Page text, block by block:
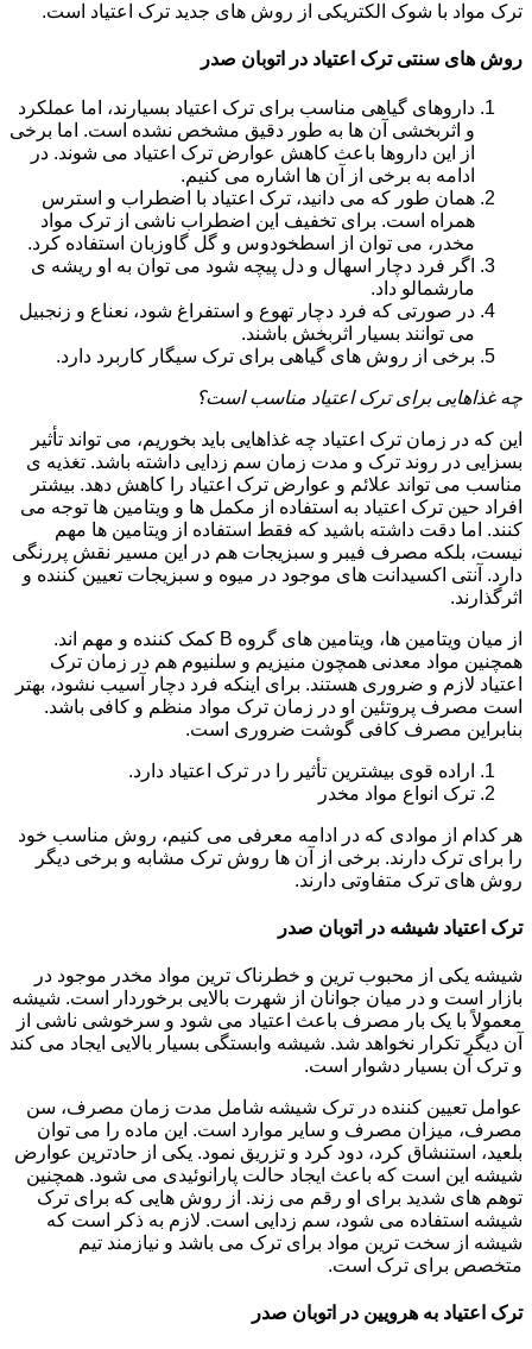
ترک مواد با شوک الکتریکی از روش های جدید ترک اعتیاد است.
روش های سنتی ترک اعتیاد در اتوبان صدر
داروهای گیاهی مناسب برای ترک اعتیاد بسیارند، اما عملکرد
و اثربخشی آن ها به طور دقیق مشخص نشده است. اما برخی
از این داروها باعث کاهش عوارض ترک اعتیاد می شوند. در
ادامه به برخی از آن ها اشاره می کنیم.
همان طور که می دانید، ترک اعتیاد با اضطراب و استرس
همراه است. برای تخفیف این اضطراب ناشی از ترک مواد
مخدر، می توان از اسطخودوس و گل گاوزبان استفاده کرد.
اگر فرد دچار اسهال و دل پیچه شود می توان به او ریشه ی
مارشمالو داد.
در صورتی که فرد دچار تهوع و استفراغ شود، نعناع و زنجبیل
می توانند بسیار اثربخش باشند.
برخی از روش های گیاهی برای ترک سیگار کاربرد دارد.
چه غذاهایی برای ترک اعتیاد مناسب است؟
این که در زمان ترک اعتیاد چه غذاهایی باید بخوریم، می تواند تأثیر
بسزایی در روند ترک و مدت زمان سم زدایی داشته باشد. تغذیه ی
مناسب می تواند علائم و عوارض ترک اعتیاد را کاهش دهد. بیشتر
افراد حین ترک اعتیاد به استفاده از مکمل ها و ویتامین ها توجه می
کنند. اما دقت داشته باشید که فقط استفاده از ویتامین ها مهم
نیست، بلکه مصرف فیبر و سبزیجات هم در این مسیر نقش پررنگی
دارد. آنتی اکسیدانت های موجود در میوه و سبزیجات تعیین کننده و
اثرگذارند.
از میان ویتامین ها، ویتامین های گروه B کمک کننده و مهم اند.
همچنین مواد معدنی همچون منیزیم و سلنیوم هم در زمان ترک
اعتیاد لازم و ضروری هستند. برای اینکه فرد دچار آسیب نشود، بهتر
است مصرف پروتئین او در زمان ترک مواد منظم و کافی باشد.
بنابراین مصرف کافی گوشت ضروری است.
اراده قوی بیشترین تأثیر را در ترک اعتیاد دارد.
ترک انواع مواد مخدر
هر کدام از موادی که در ادامه معرفی می کنیم، روش مناسب خود
را برای ترک دارند. برخی از آن ها روش ترک مشابه و برخی دیگر
روش های ترک متفاوتی دارند.
ترک اعتیاد شیشه در اتوبان صدر
شیشه یکی از محبوب ترین و خطرناک ترین مواد مخدر موجود در
بازار است و در میان جوانان از شهرت بالایی برخوردار است. شیشه
معمولاً با یک بار مصرف باعث اعتیاد می شود و سرخوشی ناشی از
آن دیگر تکرار نخواهد شد. شیشه وابستگی بسیار بالایی ایجاد می کند
و ترک آن بسیار دشوار است.
عوامل تعیین کننده در ترک شیشه شامل مدت زمان مصرف، سن
مصرف، میزان مصرف و سایر موارد است. این ماده را می توان
بلعید، استنشاق کرد، دود کرد و تزریق نمود. یکی از حادترین عوارض
شیشه این است که باعث ایجاد حالت پارانوئیدی می شود. همچنین
توهم های شدید برای او رقم می زند. از روش هایی که برای ترک
شیشه استفاده می شود، سم زدایی است. لازم به ذکر است که
شیشه از سخت ترین مواد برای ترک می باشد و نیازمند تیم
متخصص برای ترک است.
ترک اعتیاد به هرویین در اتوبان صدر